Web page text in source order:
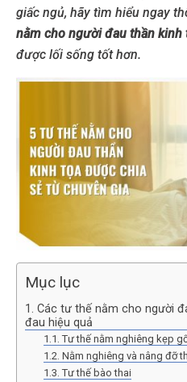
giấc ngủ, hãy tìm hiểu ngay
nằm cho người đau thần kinh
được lối sống tốt hơn.
Mục lục
1. Các tư thế nằm cho người
đau hiệu quả
1.1. Tư thế nằm nghiêng kẹp
1.2. Nằm nghiêng và nâng đỡ
1.3. Tư thế bào thai